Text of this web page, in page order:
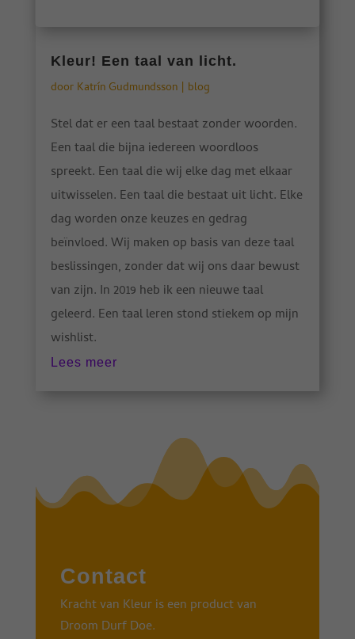
Kleur! Een taal van licht.
door Katrín Gudmundsson| blog
Stel dat er een taal bestaat zonder woorden.
Een taal die bijna iedereen woordloos
spreekt. Een taal die wij elke dag met elkaar
uitwisselen. Een taal die bestaat uit licht. Elke
dag worden onze keuzes en gedrag
beïnvloed. Wij maken op basis van deze taal
beslissingen, zonder dat wij ons daar bewust
van zijn. In 2019 heb ik een nieuwe taal
geleerd. Een taal leren stond stiekem op mijn
wishlist.
Lees meer
Contact
Kracht van Kleur is een product van
Droom Durf Doe.